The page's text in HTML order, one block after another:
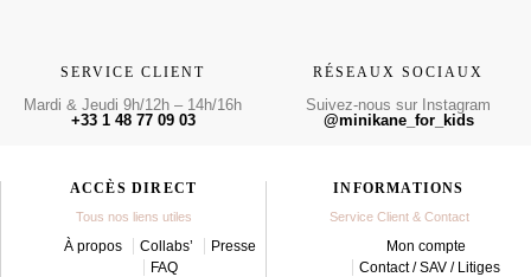
SERVICE CLIENT
Mardi & Jeudi 9h/12h – 14h/16h
+33 1 48 77 09 03
RÉSEAUX SOCIAUX
Suivez-nous sur Instagram
@minikane_for_kids
ACCÈS DIRECT
Tous nos liens utiles
À propos Collabs’
Presse
FAQ
INFORMATIONS
Service Client & Contact
Mon compte
Contact / SAV / Litiges